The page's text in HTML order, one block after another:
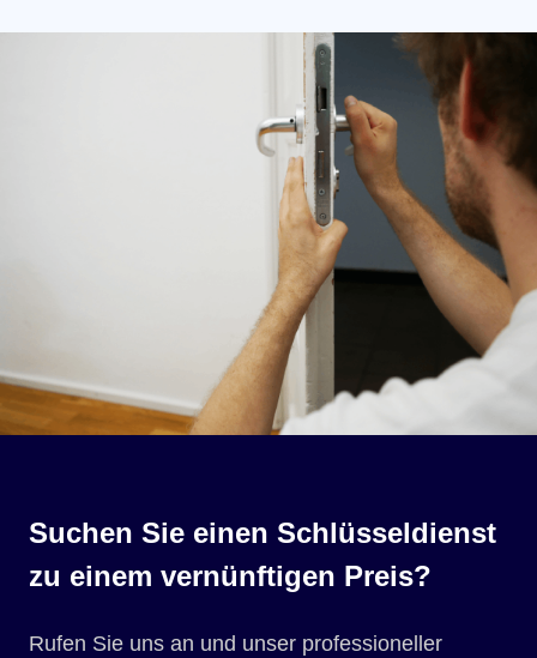
Suchen Sie einen Schlüsseldienst
zu einem vernünftigen Preis?
Rufen Sie uns an und unser professioneller